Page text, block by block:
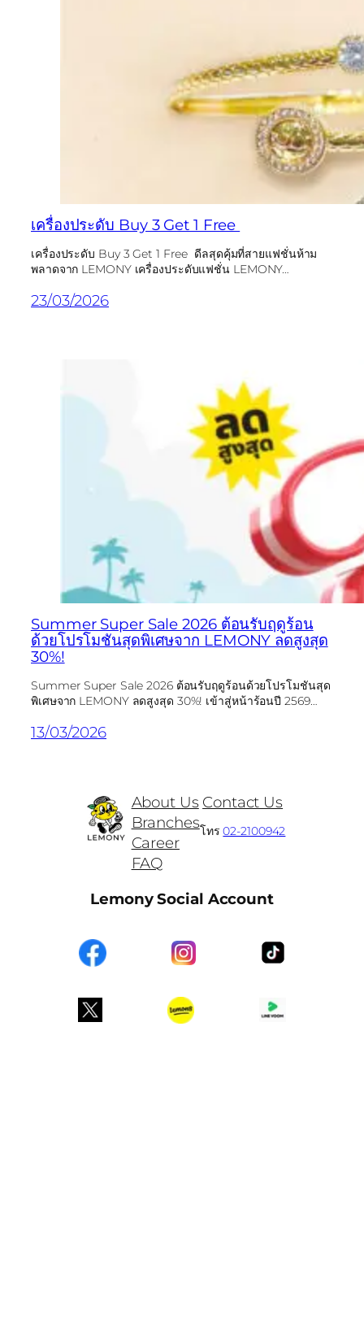
เครื่องประดับ Buy 3 Get 1 Free
เครื่องประดับ Buy 3 Get 1 Free ดีลสุดคุ้มที่สายแฟชั่นห้าม
พลาดจาก LEMONY เครื่องประดับแฟชั่น LEMONY…
23/03/2026
Summer Super Sale 2026 ต้อนรับฤดูร้อน
ด้วยโปรโมชันสุดพิเศษจาก LEMONY ลดสูงสุด
30%!
Summer Super Sale 2026 ต้อนรับฤดูร้อนด้วยโปรโมชันสุด
พิเศษจาก LEMONY ลดสูงสุด 30%! เข้าสู่หน้าร้อนปี 2569…
13/03/2026
About Us
Branches
Career
FAQ
Contact Us
โทร02-2100942
Lemony Social Account